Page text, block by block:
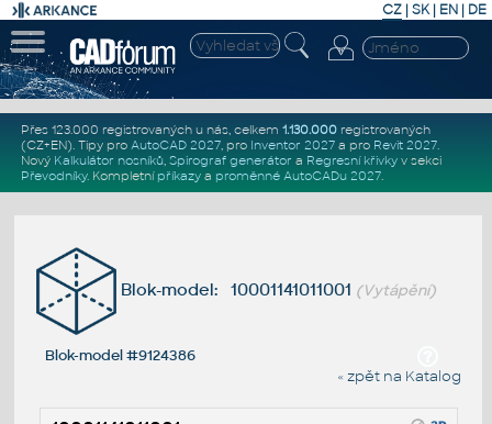
CZ | SK| EN | DE
Přes 123.000 registrovaných u nás, celkem 1.130.000registrovaných
(CZ+EN). Tipy pro AutoCAD 2027, pro Inventor 2027a pro Revit 2027.
Nový Kalkulátor nosníků, Spirograf generátor a Regresní křivkyv sekci
Převodníky. Kompletní příkazya proměnné AutoCADu 2027.
Blok-model: 10001141011001 (Vytápění)
Blok-model #9124386
« zpět na Katalog